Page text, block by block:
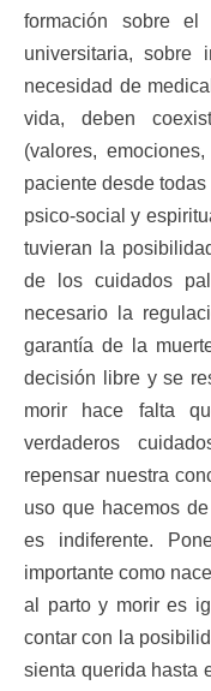
formación sobre
universitaria, sobre
necesidad de
vida, deben
(valores,
paciente desde
psico-social y
tuvieran la
de los cuidados
necesario la
garantía de la
decisión libre y se
morir hace falta
verdaderos
repensar nuestra
uso que hacemos
es indiferente.
importante como
al parto y morir es
contar con la
sienta querida hasta